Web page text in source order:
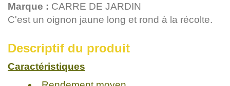
Marque : CARRE DE JARDIN
C'est un oignon jaune long et rond à la récolte.
Descriptif du produit
Caractéristiques